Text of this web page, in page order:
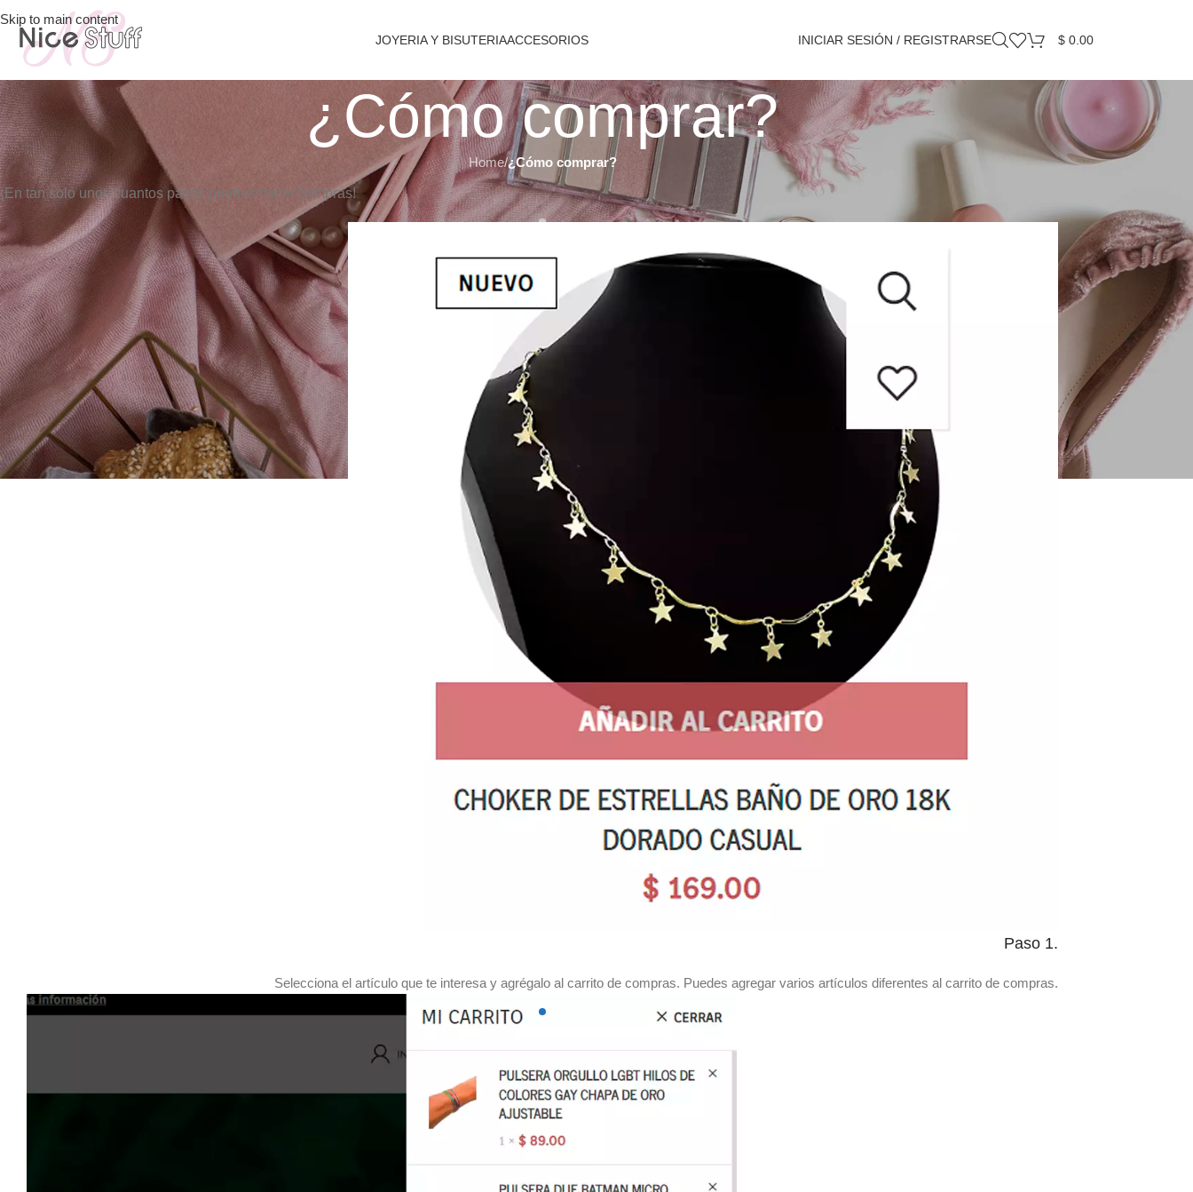
Skip to main content
JOYERIA Y BISUTERIAACCESORIOS INICIAR SESIÓN / REGISTRARSE $ 0.00
¿Cómo comprar?
Home/¿Cómo comprar?
¡En tan solo unos cuantos pasos puedes hacer compras!
Paso 1.
Selecciona el artículo que te interesa y agrégalo al carrito de compras. Puedes agregar varios artículos diferentes al carrito de compras.